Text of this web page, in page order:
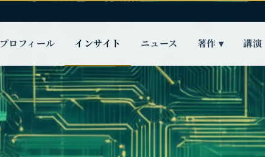
プロフィール インサイト ニュース 著作 ▾ 講演